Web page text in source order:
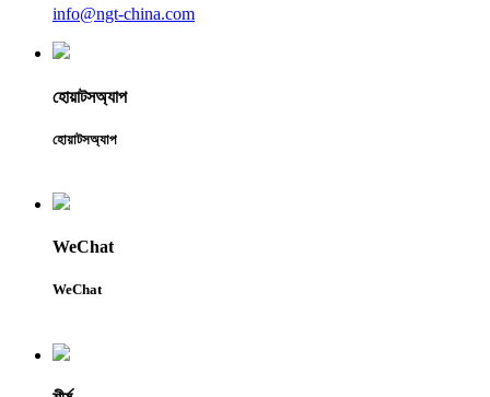
info@ngt-china.com
হোয়াটসঅ্যাপ
হোয়াটসঅ্যাপ
WeChat
WeChat